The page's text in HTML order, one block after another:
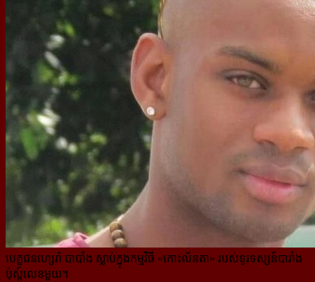
បេក្ខជនហ្សេរ៉ា បាបាំង ស្លាប់ក្នុងកម្មវិធី «កោះល័នតា» របស់ទូរទស្សន៍បារាំង
ប៉ុស្ដ៍លេខមួយ។